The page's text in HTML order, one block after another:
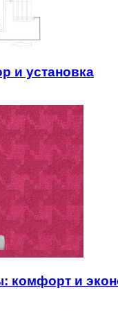
и установка
комфорт и